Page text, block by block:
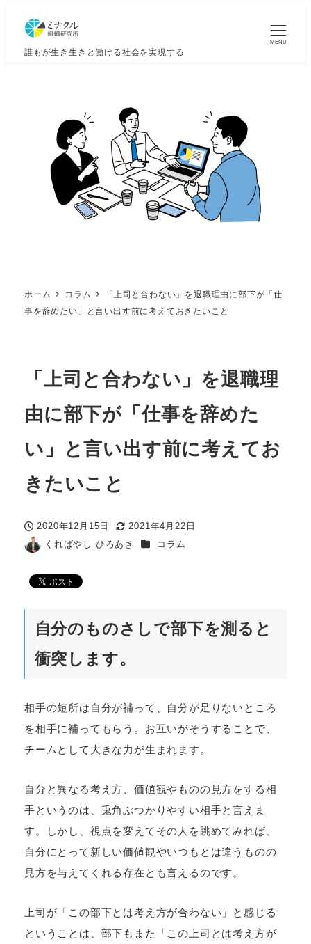
誰もが生き生きと働ける社会を実現する
MENU
ホーム コラム
「上司と合わない」を退職理由に部下が「仕
事を辞めたい」と言い出す前に考えておきたいこと
「上司と合わない」を退職理
由に部下が「仕事を辞めた
い」と言い出す前に考えてお
きたいこと
投稿日
2020年12月15日
更新日
2021年4月22日
著
くればやし ひろあき カテゴリー
コラム
自分のものさしで部下を測ると
衝突します。
相手の短所は自分が補って、自分が足りないところ
を相手に補ってもらう。お互いがそうすることで、
チームとして大きな力が生まれます。
自分と異なる考え方、価値観やものの見方をする相
手というのは、兎角ぶつかりやすい相手と言えま
す。しかし、視点を変えてその人を眺めてみれば、
自分にとって新しい価値観やいつもとは違うものの
見方を与えてくれる存在とも言えるのです。
上司が「この部下とは考え方が合わない」と感じる
ということは、部下もまた「この上司とは考え方が